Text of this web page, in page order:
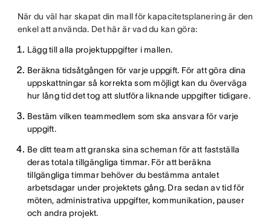
När du väl har skapat din mall för kapacitetsplanering är den
enkel att använda. Det här är vad du kan göra:
Lägg till alla projektuppgifter i mallen.
Beräkna tidsåtgången för varje uppgift. För att göra dina
uppskattningar så korrekta som möjligt kan du överväga
hur lång tid det tog att slutföra liknande uppgifter tidigare.
Bestäm vilken teammedlem som ska ansvara för varje
uppgift.
Be ditt team att granska sina scheman för att fastställa
deras totala tillgängliga timmar. För att beräkna
tillgängliga timmar behöver du bestämma antalet
arbetsdagar under projektets gång. Dra sedan av tid för
möten, administrativa uppgifter, kommunikation, pauser
och andra projekt.